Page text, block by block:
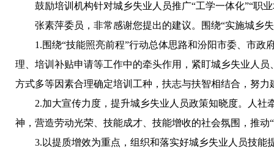
鼓励培训机构针对城乡失业人员推广“工学一体化”“职
张素萍委员，非常感谢您提出的建议。围绕“实施城乡
1.围绕“技能照亮前程”行动总体思路和汾阳市委、市
理、培训补贴申请等工作中的牵头作用，紧盯城乡失业人
方式多等因素合理确定培训工种，扶志与扶智相结合，努
2.加大宣传力度，提升城乡失业人员政策知晓度。人
神，营造劳动光荣、技能成才、技能增收的社会氛围，推
3.以提质增效为重点，组织和落实好城乡失业人员技